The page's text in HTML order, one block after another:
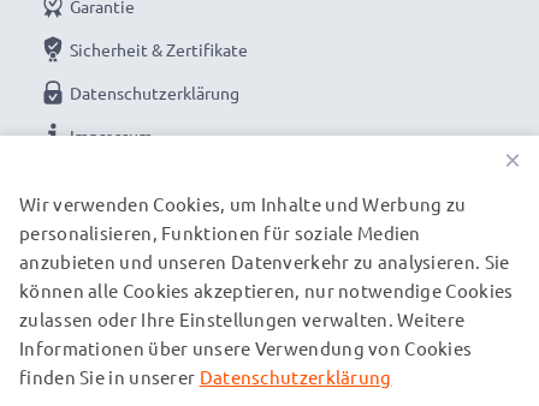
UNSERE ZAHLUNGSOPTIONEN
Garantie
Sicherheit & Zertifikate
Datenschutzerklärung
Impressum
UNSERE VERSANDPARTNER
© subtel.de 2026
×
Wir verwenden Cookies, um Inhalte und Werbung zu
personalisieren, Funktionen für soziale Medien
anzubieten und unseren Datenverkehr zu analysieren. Sie
können alle Cookies akzeptieren, nur notwendige Cookies
zulassen oder Ihre Einstellungen verwalten. Weitere
Informationen über unsere Verwendung von Cookies
finden Sie in unserer Datenschutzerklärung